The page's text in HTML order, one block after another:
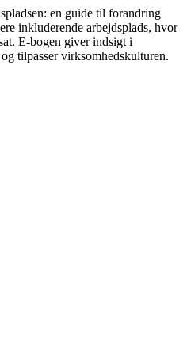
en guide til forandring
inkluderende arbejdsplads, hvor
E-bogen giver indsigt i
tilpasser virksomhedskulturen.